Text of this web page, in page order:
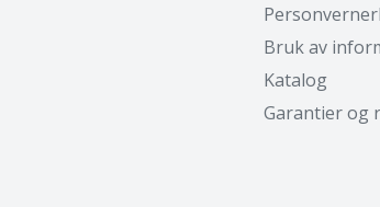
Bruk av
Katalog
Garantier og